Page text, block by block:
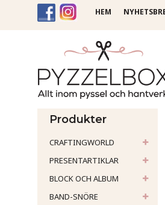
HEM
Produkter
CRAFTINGWORLD
PRESENTARTIKLAR
BLOCK OCH ALBUM
BAND-SNÖRE